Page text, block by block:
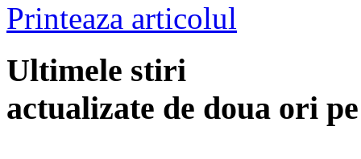
Printeaza articolul
Ultimele stiri
actualizate de doua ori